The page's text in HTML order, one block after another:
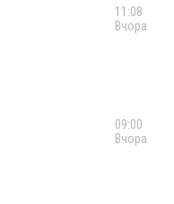
11:08
Вчора
09:00
Вчора